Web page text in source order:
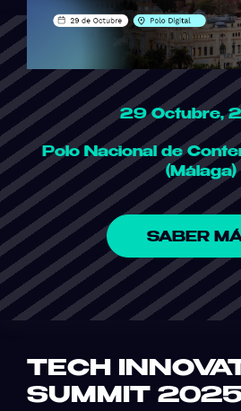
29 Octubre,
Polo Nacional de
(Málaga)
SABER
TECH
SUMMIT